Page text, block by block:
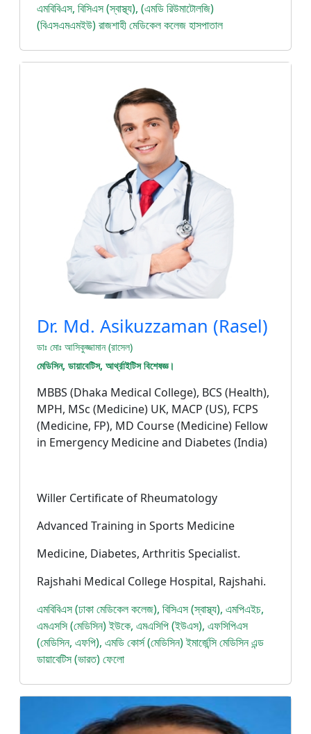
এমবিবিএস, বিসিএস (স্বাস্থ্য), (এমডি রিউমাটোলজি)
(বিএসএমএমইউ) রাজশাহী মেডিকেল কলেজ হাসপাতাল
Dr. Md. Asikuzzaman (Rasel)
ডাঃ মোঃ আসিকুজ্জামান (রাসেল)
মেডিসিন, ডায়াবেটিস, আর্থ্রাইটিস বিশেষজ্ঞ।
MBBS (Dhaka Medical College), BCS (Health),
MPH, MSc (Medicine) UK, MACP (US), FCPS
(Medicine, FP), MD Course (Medicine) Fellow
in Emergency Medicine and Diabetes (India)
Willer Certificate of Rheumatology
Advanced Training in Sports Medicine
Medicine, Diabetes, Arthritis Specialist.
Rajshahi Medical College Hospital, Rajshahi.
এমবিবিএস (ঢাকা মেডিকেল কলেজ), বিসিএস (স্বাস্থ্য), এমপিএইচ,
এমএসসি (মেডিসিন) ইউকে, এমএসিপি (ইউএস), এফসিপিএস
(মেডিসিন, এফপি), এমডি কোর্স (মেডিসিন) ইমার্জেন্সি মেডিসিন এন্ড
ডায়াবেটিস (ভারত) ফেলো